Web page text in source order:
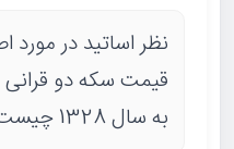
نظر اساتید در مورد
قیمت سکه دو
به سال 1328 چیست؟ با تشکر